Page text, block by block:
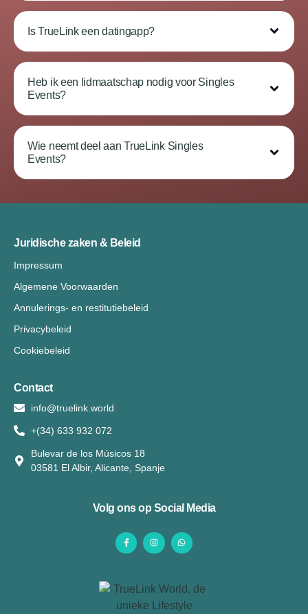
Is TrueLink een datingapp?
Heb ik een lidmaatschap nodig voor Singles
Events?
Wie neemt deel aan TrueLink Singles
Events?
Juridische zaken & Beleid
Impressum
Algemene Voorwaarden
Annulerings- en restitutiebeleid
Privacybeleid
Cookiebeleid
Contact
info@truelink.world
+(34) 633 932 072
Bulevar de los Músicos 18
03581 El Albir, Alicante, Spanje
Volg ons op Social Media